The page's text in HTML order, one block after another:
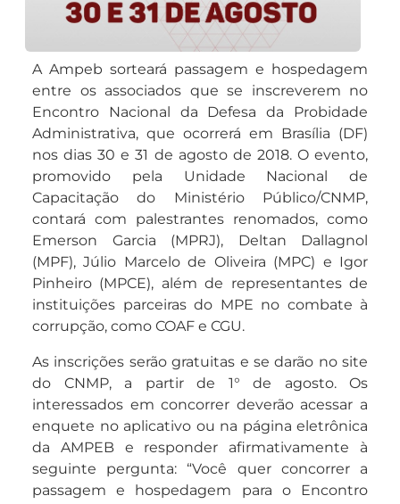
A Ampeb sorteará passagem e hospedagem
entre os associados que se inscreverem no
Encontro Nacional da Defesa da Probidade
Administrativa, que ocorrerá em Brasília (DF)
nos dias 30 e 31 de agosto de 2018. O evento,
promovido pela Unidade Nacional de
Capacitação do Ministério Público/CNMP,
contará com palestrantes renomados, como
Emerson Garcia (MPRJ), Deltan Dallagnol
(MPF), Júlio Marcelo de Oliveira (MPC) e Igor
Pinheiro (MPCE), além de representantes de
instituições parceiras do MPE no combate à
corrupção, como COAF e CGU.
As inscrições serão gratuitas e se darão no site
do CNMP, a partir de 1° de agosto. Os
interessados em concorrer deverão acessar a
enquete no aplicativo ou na página eletrônica
da AMPEB e responder afirmativamente à
seguinte pergunta: “Você quer concorrer a
passagem e hospedagem para o Encontro